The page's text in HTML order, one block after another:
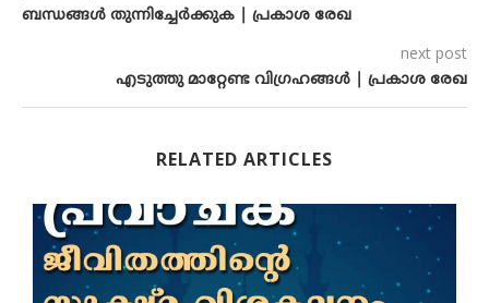
ബന്ധങ്ങൾ തുന്നിച്ചേർക്കുക | പ്രകാശ രേഖ
next post
എടുത്തു മാറ്റേണ്ട വിഗ്രഹങ്ങൾ | പ്രകാശ രേഖ
RELATED ARTICLES